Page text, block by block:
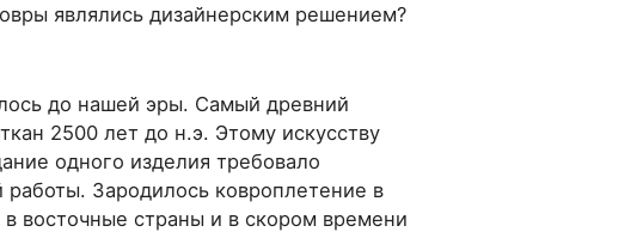
являлись дизайнерским решением?
до нашей эры. Самый древний
2500 лет до н.э. Этому искусству
одного изделия требовало
Зародилось ковроплетение в
восточные страны и в скором времени